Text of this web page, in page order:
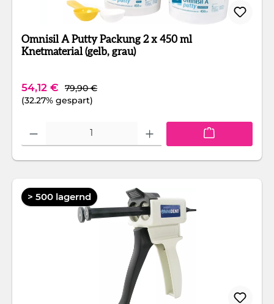
Omnisil A Putty Packung 2 x 450 ml
Knetmaterial (gelb, grau)
Verkaufspreis:
54,12 € Regulärer Preis:
79,90 €
(32.27% gespart)
Produkt Anzahl: Gib den gewünschten Wert ein oder benutze die
> 500 lagernd